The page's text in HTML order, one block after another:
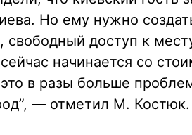
Но ему нужно
свободный доступ к
начинается со
в разы больше
— отметил М. Костюк.